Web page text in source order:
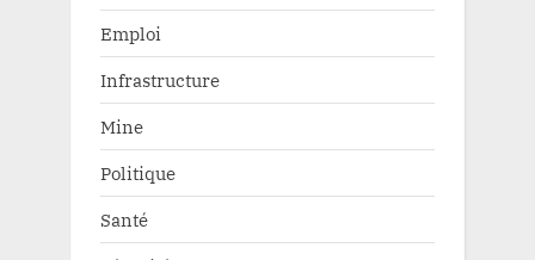
Emploi
Infrastructure
Mine
Politique
Santé